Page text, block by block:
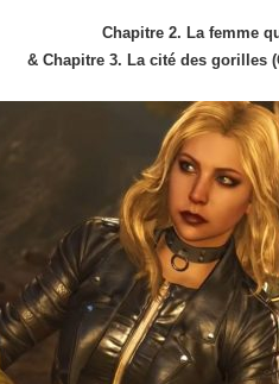
Chapitre 2. La femme
& Chapitre 3. La cité des gorilles